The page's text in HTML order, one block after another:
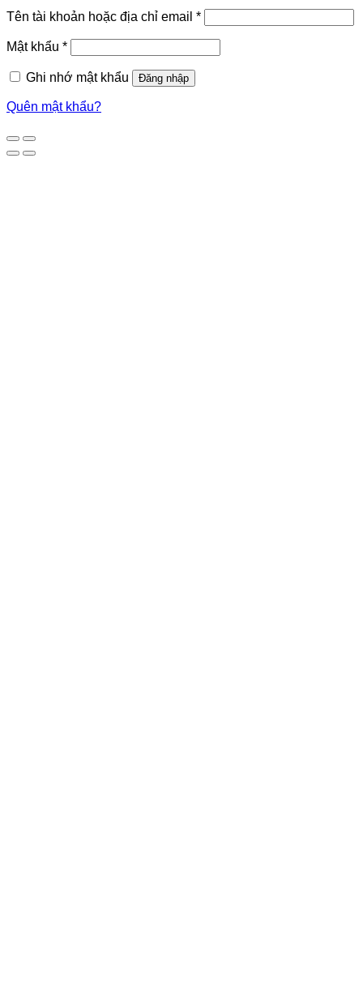
Tên tài khoản hoặc địa chỉ email *
Mật khẩu *
Ghi nhớ mật khẩu Đăng nhập
Quên mật khẩu?